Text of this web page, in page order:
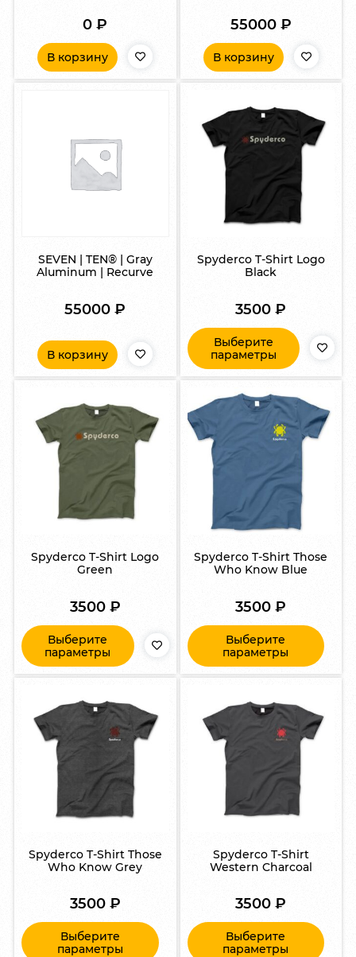
0₽
В корзину
55000 ₽
В корзину
SEVEN | TEN® | Gray
Aluminum | Recurve
55000₽
В корзину
Spyderco T-Shirt Logo
Black
3500₽
Выберите
параметры
Spyderco T-Shirt Logo
Green
3500 ₽
Выберите
параметры
Spyderco T-Shirt Those
Who Know Blue
3500₽
Выберите
параметры
Spyderco T-Shirt Those
Who Know Grey
3500 ₽
Выберите
параметры
Spyderco T-Shirt
Western Charcoal
3500₽
Выберите
параметры